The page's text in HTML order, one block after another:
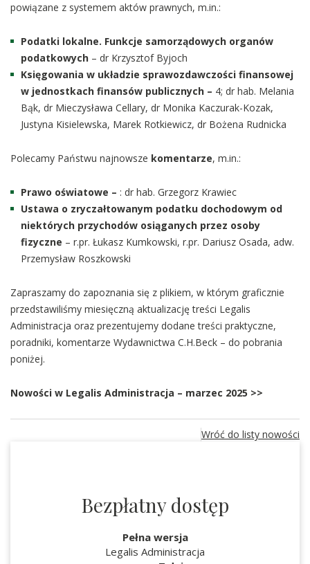
powiązane z systemem aktów prawnych, m.in.:
Podatki lokalne. Funkcje samorządowych organów
podatkowych – dr Krzysztof Byjoch
Księgowania w układzie sprawozdawczości finansowej
w jednostkach finansów publicznych – 4; dr hab. Melania
Bąk, dr Mieczysława Cellary, dr Monika Kaczurak-Kozak,
Justyna Kisielewska, Marek Rotkiewicz, dr Bożena Rudnicka
Polecamy Państwu najnowsze komentarze, m.in.:
Prawo oświatowe – : dr hab. Grzegorz Krawiec
Ustawa o zryczałtowanym podatku dochodowym od
niektórych przychodów osiąganych przez osoby
fizyczne – r.pr. Łukasz Kumkowski, r.pr. Dariusz Osada, adw.
Przemysław Roszkowski
Zapraszamy do zapoznania się z plikiem, w którym graficznie
przedstawiliśmy miesięczną aktualizację treści Legalis
Administracja oraz prezentujemy dodane treści praktyczne,
poradniki, komentarze Wydawnictwa C.H.Beck – do pobrania
poniżej.
Nowości w Legalis Administracja – marzec 2025 >>
Wróć do listy nowości
Bezpłatny dostęp
Pełna wersja
Legalis Administracja